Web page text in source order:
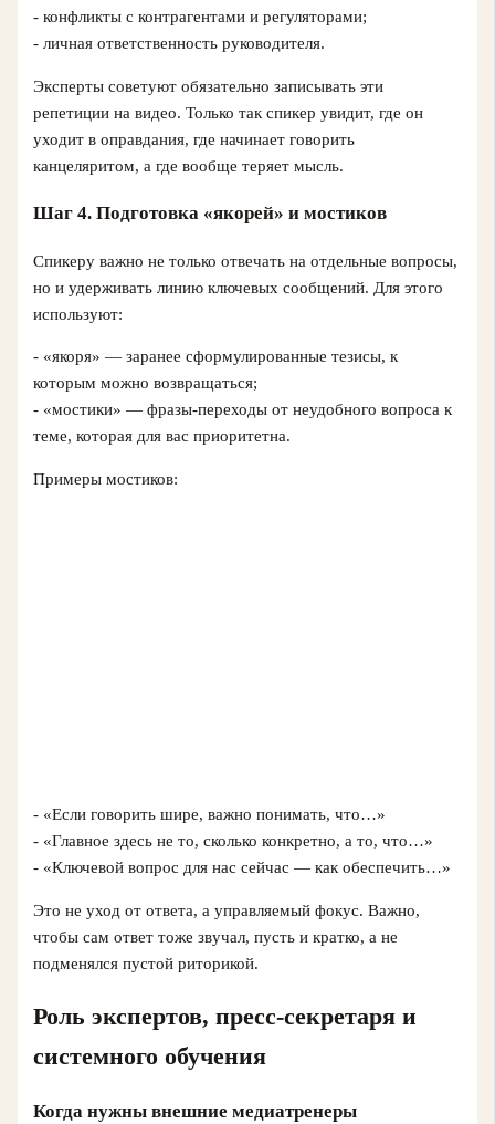
- конфликты с контрагентами и регуляторами;
- личная ответственность руководителя.
Эксперты советуют обязательно записывать эти
репетиции на видео. Только так спикер увидит, где он
уходит в оправдания, где начинает говорить
канцеляритом, а где вообще теряет мысль.
Шаг 4. Подготовка «якорей» и мостиков
Спикеру важно не только отвечать на отдельные вопросы,
но и удерживать линию ключевых сообщений. Для этого
используют:
- «якоря» — заранее сформулированные тезисы, к
которым можно возвращаться;
- «мостики» — фразы-переходы от неудобного вопроса к
теме, которая для вас приоритетна.
Примеры мостиков:
- «Если говорить шире, важно понимать, что…»
- «Главное здесь не то, сколько конкретно, а то, что…»
- «Ключевой вопрос для нас сейчас — как обеспечить…»
Это не уход от ответа, а управляемый фокус. Важно,
чтобы сам ответ тоже звучал, пусть и кратко, а не
подменялся пустой риторикой.
Роль экспертов, пресс-секретаря и
системного обучения
Когда нужны внешние медиатренеры